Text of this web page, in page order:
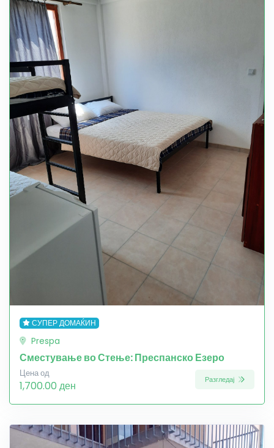
СУПЕР ДОМАЌИН
Prespa
Сместување во Стење: Преспанско Езеро
Цена од
1,700.00 ден Разгледај